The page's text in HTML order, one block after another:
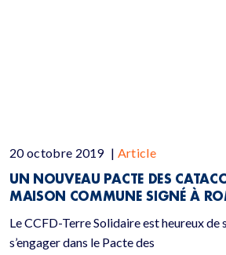
20 octobre 2019 | Article
UN NOUVEAU PACTE DES
MAISON COMMUNE SIGNÉ À
Le CCFD-Terre Solidaire est heureux de
s’engager dans le Pacte des